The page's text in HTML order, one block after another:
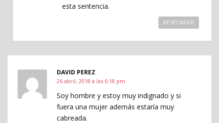
esta sentencia.
RESPONDER
DAVID PEREZ
26 abril, 2018 a las 6:18 pm
Soy hombre y estoy muy indignado y si
fuera una mujer además estaría muy
cabreada.